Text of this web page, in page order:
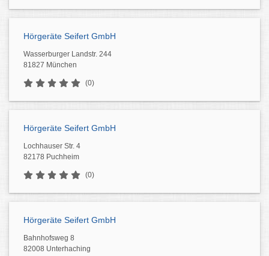
Hörgeräte Seifert GmbH
Wasserburger Landstr. 244
81827 München
(0)
Hörgeräte Seifert GmbH
Lochhauser Str. 4
82178 Puchheim
(0)
Hörgeräte Seifert GmbH
Bahnhofsweg 8
82008 Unterhaching